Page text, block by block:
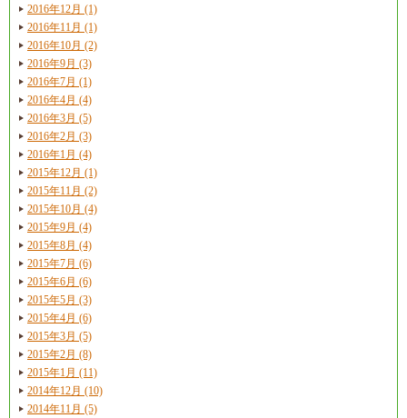
2016年12月 (1)
2016年11月 (1)
2016年10月 (2)
2016年9月 (3)
2016年7月 (1)
2016年4月 (4)
2016年3月 (5)
2016年2月 (3)
2016年1月 (4)
2015年12月 (1)
2015年11月 (2)
2015年10月 (4)
2015年9月 (4)
2015年8月 (4)
2015年7月 (6)
2015年6月 (6)
2015年5月 (3)
2015年4月 (6)
2015年3月 (5)
2015年2月 (8)
2015年1月 (11)
2014年12月 (10)
2014年11月 (5)